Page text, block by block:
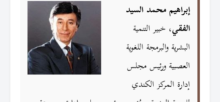
إبراهيم محمد السيد
الفقي، خبير التنمية
البشرية والبرمجة اللغوية
العصبية ورئيس مجلس
إدارة المركز الكندي